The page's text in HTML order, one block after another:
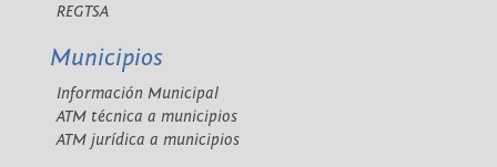
REGTSA
Municipios
Información Municipal
ATM técnica a municipios
ATM jurídica a municipios